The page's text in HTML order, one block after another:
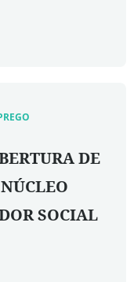
DE
SOCIAL